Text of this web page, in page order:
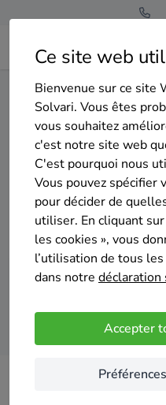
Ce site web
Bienvenue sur ce site
Solvari. Vous êtes
vous souhaitez
c'est notre site web
C'est pourquoi nous
Vous pouvez spécifier
pour décider de
utiliser. En cliquant
les cookies », vous
l’utilisation de tous
dans notre déclaration
Accepter
Home Isolation des murs
Gratuit et
Top 20 des entreprises
d'isolation